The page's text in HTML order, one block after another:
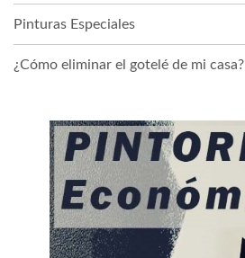
Pinturas Especiales
¿Cómo eliminar el gotelé de mi casa?